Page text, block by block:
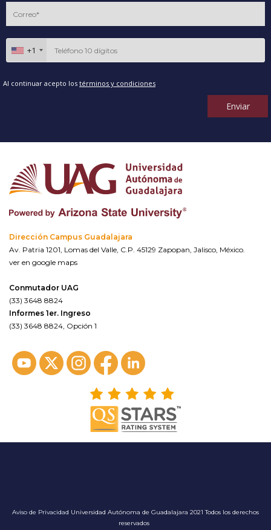
+1
Al continuar acepto los términos y condiciones
Enviar
Dirección Campus Guadalajara
Av. Patria 1201, Lomas del Valle, C.P. 45129 Zapopan, Jalisco, México.
ver en google maps
Conmutador UAG
(33) 3648 8824
Informes 1er. Ingreso
(33) 3648 8824, Opción 1
Aviso de Privacidad Universidad Autónoma de Guadalajara 2021 Todos los derechos
reservados